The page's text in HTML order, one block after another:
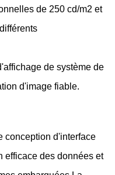
de 250 cd/m2 et
de système de
d'image fiable.
conception d'interface
efficace des données et